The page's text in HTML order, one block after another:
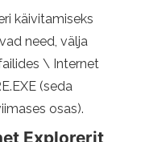
käivitamiseks
need, välja
\ Internet
(seda
osas).
Explorerit